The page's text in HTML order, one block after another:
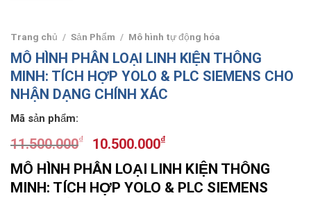
Trang chủ / Sản Phẩm / Mô hình tự động hóa
MÔ HÌNH PHÂN LOẠI LINH KIỆN THÔNG
MINH: TÍCH HỢP YOLO & PLC SIEMENS CHO
NHẬN DẠNG CHÍNH XÁC
Mã sản phẩm:
11.500.000₫ 10.500.000₫
MÔ HÌNH PHÂN LOẠI LINH KIỆN THÔNG
MINH: TÍCH HỢP YOLO & PLC SIEMENS